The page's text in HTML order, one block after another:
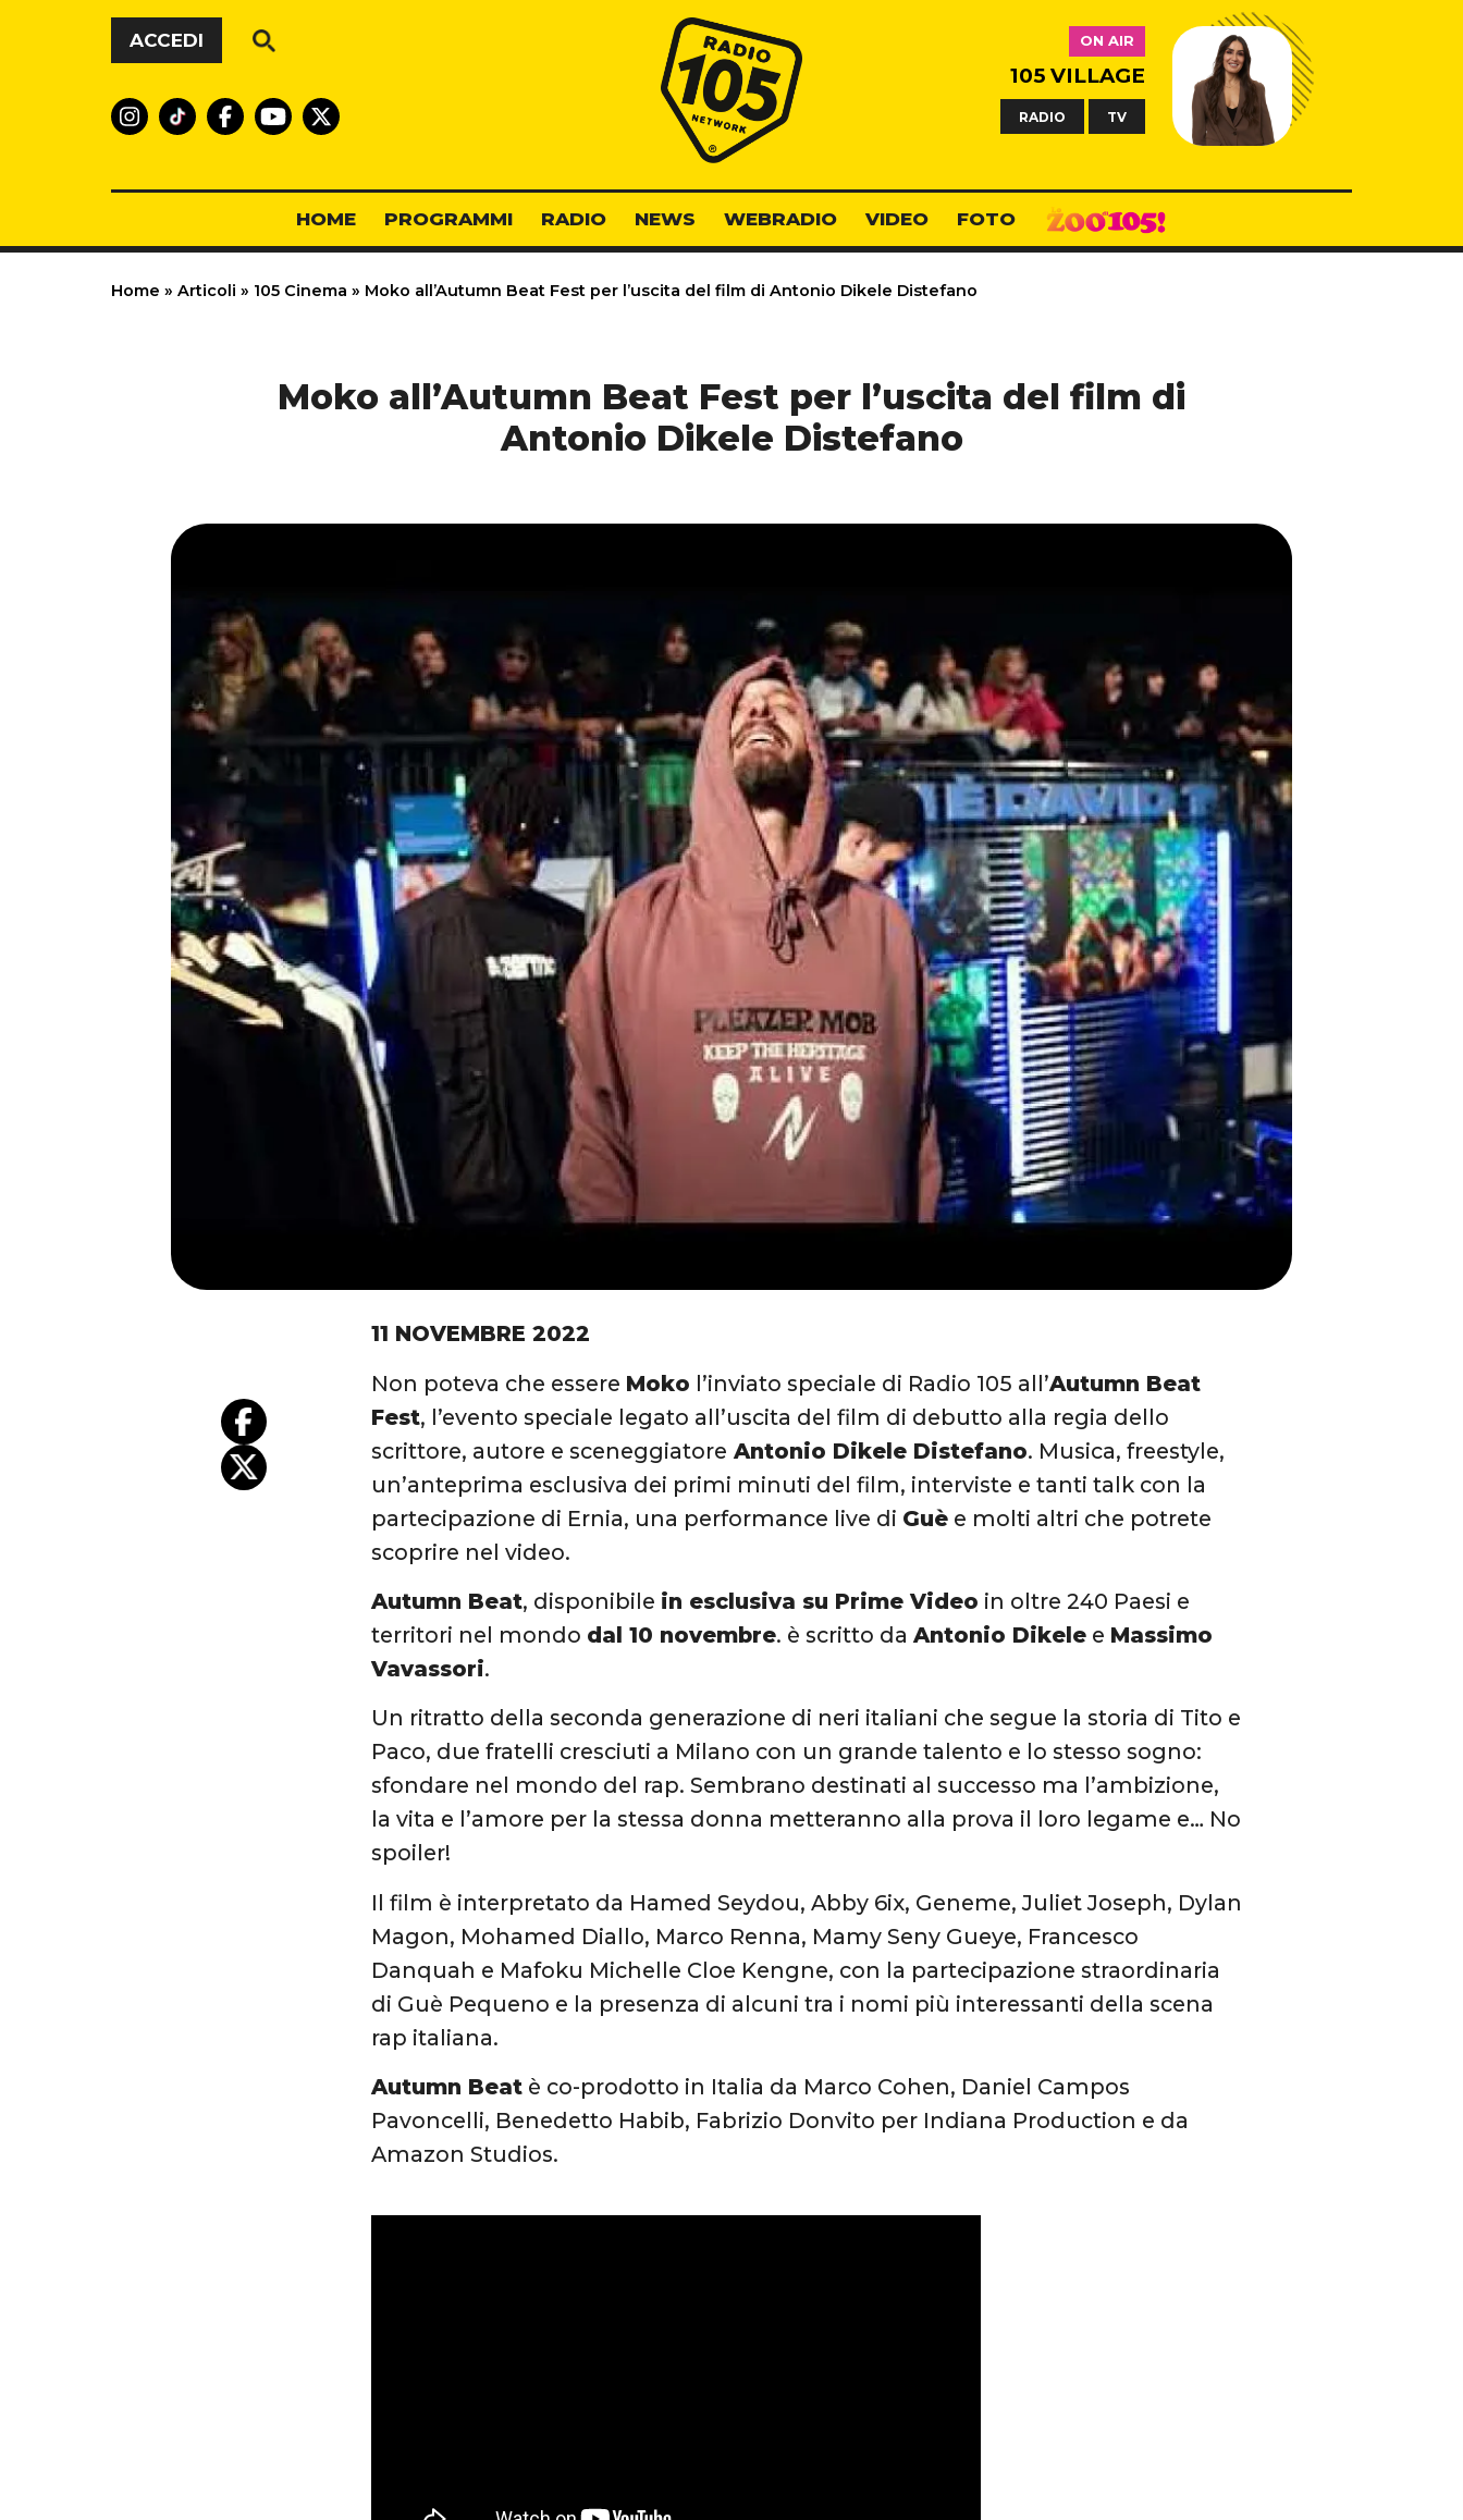
Vai al contenuto
ACCEDI
Radio 105
ON AIR
105 VILLAGE
RADIO TV
HOME PROGRAMMI RADIO NEWS WEBRADIO VIDEO FOTO
Home » Articoli » 105 Cinema » Moko all’Autumn Beat Fest per l’uscita del film di Antonio Dikele Distefano
Moko all’Autumn Beat Fest per l’uscita del film di
Antonio Dikele Distefano
11 NOVEMBRE 2022
Non poteva che essere Moko l’inviato speciale di Radio 105 all’Autumn Beat
Fest, l’evento speciale legato all’uscita del film di debutto alla regia dello
scrittore, autore e sceneggiatore Antonio Dikele Distefano. Musica, freestyle,
un’anteprima esclusiva dei primi minuti del film, interviste e tanti talk con la
partecipazione di Ernia, una performance live di Guè e molti altri che potrete
scoprire nel video.
Autumn Beat, disponibile in esclusiva su Prime Video in oltre 240 Paesi e
territori nel mondo dal 10 novembre. è scritto daAntonio Dikele e Massimo
Vavassori.
Un ritratto della seconda generazione di neri italiani che segue la storia di Tito e
Paco, due fratelli cresciuti a Milano con un grande talento e lo stesso sogno:
sfondare nel mondo del rap. Sembrano destinati al successo ma l’ambizione,
la vita e l’amore per la stessa donna metteranno alla prova il loro legame e… No
spoiler!
Il film è interpretato da Hamed Seydou, Abby 6ix, Geneme, Juliet Joseph, Dylan
Magon, Mohamed Diallo, Marco Renna, Mamy Seny Gueye, Francesco
Danquah e Mafoku Michelle Cloe Kengne, con la partecipazione straordinaria
di Guè Pequeno e la presenza di alcuni tra i nomi più interessanti della scena
rap italiana.
Autumn Beat è co-prodotto in Italia da Marco Cohen, Daniel Campos
Pavoncelli, Benedetto Habib, Fabrizio Donvito per Indiana Production e da
Amazon Studios.